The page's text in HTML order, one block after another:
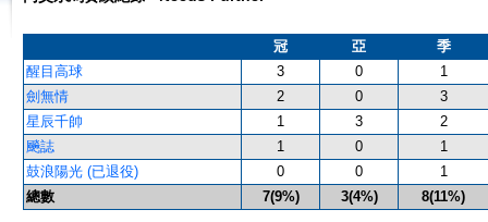
冠 亞
季
醒目高球
3 0
1
劍無情
2 0
3
星辰千帥
1 3
2
飈誌
1 0
1
鼓浪陽光 (已退役)
0 0
1
總數
7(9%) 3(4%) 8(11%)